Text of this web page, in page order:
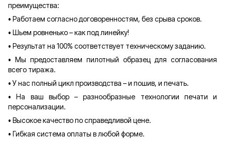
преимущества:
• Работаем согласно договоренностям, без срыва сроков.
• Шьем ровненько – как под линейку!
• Результат на 100% соответствует техническому заданию.
• Мы предоставляем пилотный образец для согласования
всего тиража.
• У нас полный цикл производства – и пошив, и печать.
•
На ваш выбор – разнообразные технологии печати и
персонализации.
• Высокое качество по справедливой цене.
• Гибкая система оплаты в любой форме.